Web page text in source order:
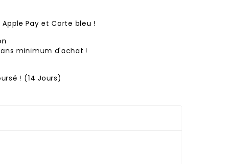
Apple Pay et Carte bleu !
sans minimum d'achat !
! (14 Jours)